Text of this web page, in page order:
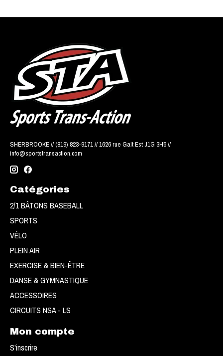
SHERBROOKE // (819) 823-9171 // 1626 rue Galt Est J1G 3H5 //
info@sportstransaction.com
Catégories
2/1 BÂTONS BASEBALL
SPORTS
VÉLO
PLEIN AIR
EXERCISE & BIEN-ÊTRE
DANSE & GYMNASTIQUE
ACCESSOIRES
CIRCUITS NSA - LS
Mon compte
S'inscrire